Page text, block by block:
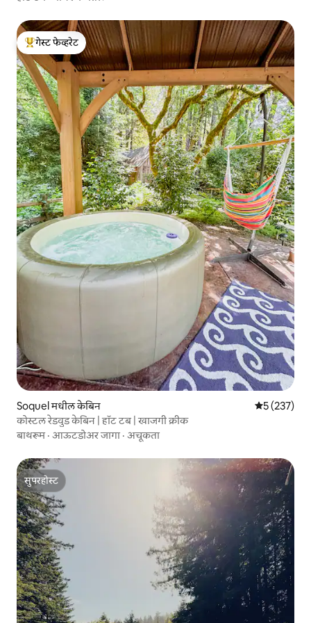
टॉप गेस्ट फेव्हरेट
गेस्ट फेव्हरेट
Soquel मधील केबिन 5 पैकी 5
5 (237)
कोस्टल रेडवुड केबिन | हॉट टब | खाजगी क्रीक
बाथरूम· आऊटडोअर जागा · अचूकता
सुपरहोस्ट
सुपरहोस्ट